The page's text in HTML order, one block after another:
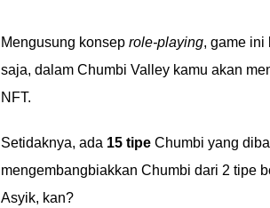
Mengusung konsep role-playing, game ini
saja, dalam Chumbi Valley kamu akan
NFT.
Setidaknya, ada 15 tipe Chumbi yang
mengembangbiakkan Chumbi dari 2 tipe
Asyik, kan?